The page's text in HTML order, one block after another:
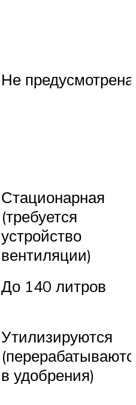
Не предусмотрена
Стационарная
(требуется
устройство
вентиляции)
До 140 литров
Утилизируются
в удобрения)